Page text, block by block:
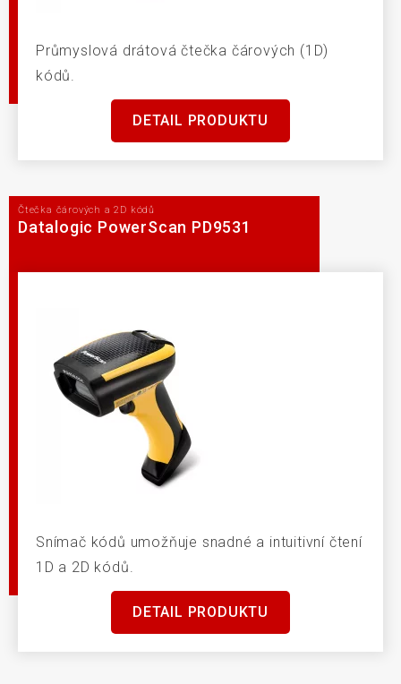
Průmyslová drátová čtečka čárových (1D)
kódů.
DETAIL PRODUKTU
Čtečka čárových a 2D kódů
Datalogic PowerScan PD9531
Snímač kódů umožňuje snadné a intuitivní čtení
1D a 2D kódů.
DETAIL PRODUKTU